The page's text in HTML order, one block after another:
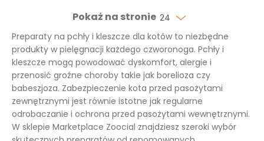
Pokaż na stronie 24
Preparaty na pchły i kleszcze dla kotów to niezbędne
produkty w pielęgnacji każdego czworonoga. Pchły i
kleszcze mogą powodować dyskomfort, alergie i
przenosić groźne choroby takie jak borelioza czy
babeszjoza. Zabezpieczenie kota przed pasożytami
zewnętrznymi jest równie istotne jak regularne
odrobaczanie i ochrona przed pasożytami wewnętrznymi.
W sklepie Marketplace Zoocial znajdziesz szeroki wybór